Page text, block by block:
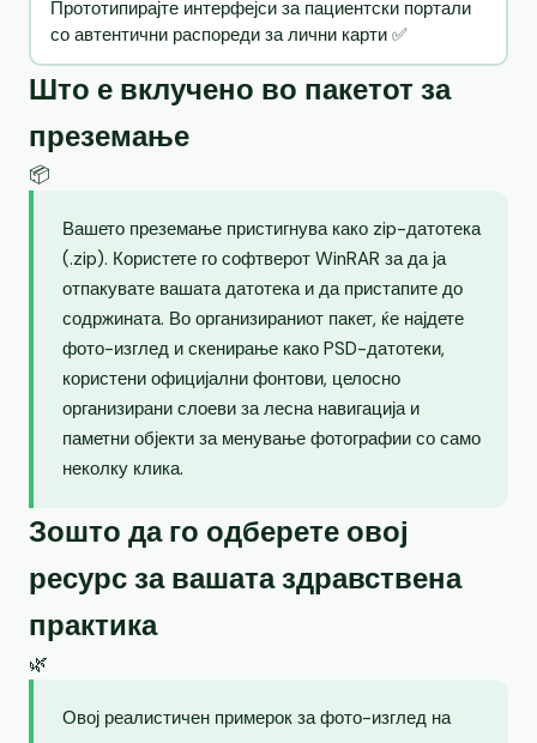
Прототипирајте интерфејси за пациентски портали
со автентични распореди за лични карти ✅
Што е вклучено во пакетот за
преземање
📦
Вашето преземање пристигнува како zip-датотека
(.zip). Користете го софтверот WinRAR за да ја
отпакувате вашата датотека и да пристапите до
содржината. Во организираниот пакет, ќе најдете
фото-изглед и скенирање како PSD-датотеки,
користени официјални фонтови, целосно
организирани слоеви за лесна навигација и
паметни објекти за менување фотографии со само
неколку клика.
Зошто да го одберете овој
ресурс за вашата здравствена
практика
🌿
Овој реалистичен примерок за фото-изглед на